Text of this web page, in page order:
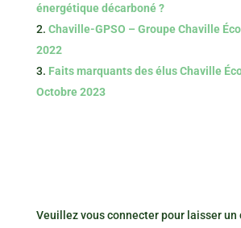
énergétique décarboné ?
Chaville-GPSO – Groupe Chaville
2022
Faits marquants des élus Chaville
Octobre 2023
Veuillez vous connecter pour laisser un